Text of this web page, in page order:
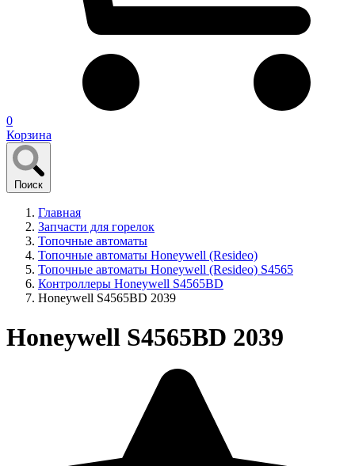
0
Корзина
Поиск
Главная
Запчасти для горелок
Топочные автоматы
Топочные автоматы Honeywell (Resideo)
Топочные автоматы Honeywell (Resideo) S4565
Контроллеры Honeywell S4565BD
Honeywell S4565BD 2039
Honeywell S4565BD 2039